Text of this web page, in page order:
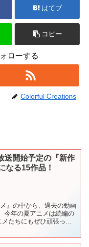
はてブ
コピー
ローする
Colorful Creations
送開始予定の『新作
なる15作品！
』の中から、過去の動画
今年の夏アニメは続編の
たちにもぜひ頑張って